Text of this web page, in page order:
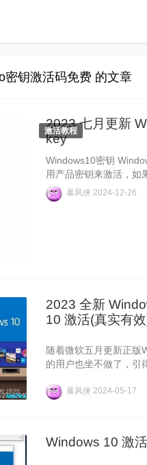
密钥激活码免费 的文章
激活教程
2023 七月更新
key
Windows10密钥
用产品密钥来激活，如
版密钥不分64位或32
版密钥 Windows10永
暴风侠2024-12-26
2023 全新
10 激活(真实有
随着微软五月更新正版
的用户也坐不做了，引
新版系统吧！
暴风侠2024-05-17
Windows 10 激